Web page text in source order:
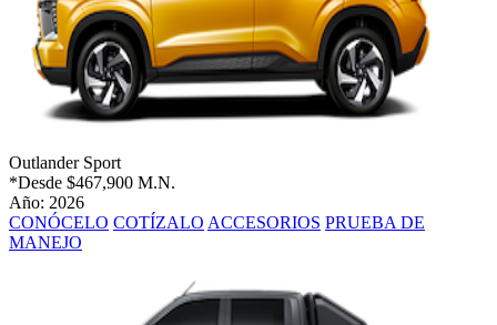
Outlander Sport
*Desde $467,900 M.N.
Año: 2026
CONÓCELO COTÍZALO ACCESORIOS PRUEBA DE
MANEJO